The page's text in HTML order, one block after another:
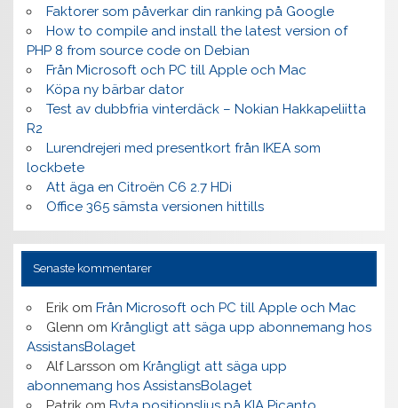
Faktorer som påverkar din ranking på Google
How to compile and install the latest version of
PHP 8 from source code on Debian
Från Microsoft och PC till Apple och Mac
Köpa ny bärbar dator
Test av dubbfria vinterdäck – Nokian Hakkapeliitta
R2
Lurendrejeri med presentkort från IKEA som
lockbete
Att äga en Citroën C6 2.7 HDi
Office 365 sämsta versionen hittills
Senaste kommentarer
Erikom Från Microsoft och PC till Apple och Mac
Glenn om Krångligt att säga upp abonnemang hos
AssistansBolaget
Alf Larsson om Krångligt att säga upp
abonnemang hos AssistansBolaget